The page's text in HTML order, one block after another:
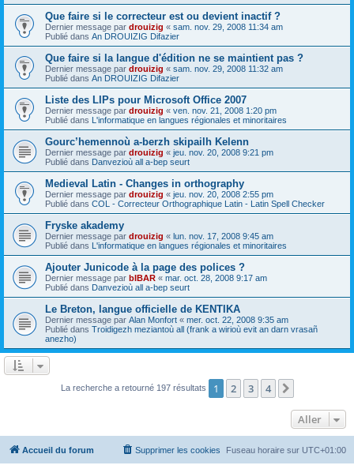
Que faire si le correcteur est ou devient inactif ?
Dernier message par drouizig « sam. nov. 29, 2008 11:34 am
Publié dans An DROUIZIG Difazier
Que faire si la langue d'édition ne se maintient pas ?
Dernier message par drouizig « sam. nov. 29, 2008 11:32 am
Publié dans An DROUIZIG Difazier
Liste des LIPs pour Microsoft Office 2007
Dernier message par drouizig « ven. nov. 21, 2008 1:20 pm
Publié dans L'informatique en langues régionales et minoritaires
Gourc’hemennoù a-berzh skipailh Kelenn
Dernier message par drouizig « jeu. nov. 20, 2008 9:21 pm
Publié dans Danvezioù all a-bep seurt
Medieval Latin - Changes in orthography
Dernier message par drouizig « jeu. nov. 20, 2008 2:55 pm
Publié dans COL - Correcteur Orthographique Latin - Latin Spell Checker
Fryske akademy
Dernier message par drouizig « lun. nov. 17, 2008 9:45 am
Publié dans L'informatique en langues régionales et minoritaires
Ajouter Junicode à la page des polices ?
Dernier message par bIBAR « mar. oct. 28, 2008 9:17 am
Publié dans Danvezioù all a-bep seurt
Le Breton, langue officielle de KENTIKA
Dernier message par Alan Monfort « mer. oct. 22, 2008 9:35 am
Publié dans Troidigezh meziantoù all (frank a wirioù evit an darn vrasañ
anezho)
La recherche a retourné 197 résultats 1 2 3 4
Aller
Accueil du forum Fuseau horaire sur UTC+01:00
Supprimer les cookies